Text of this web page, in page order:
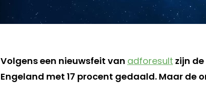
Volgens een nieuwsfeit van adforesult zijn
Engeland met 17 procent gedaald. Maar de